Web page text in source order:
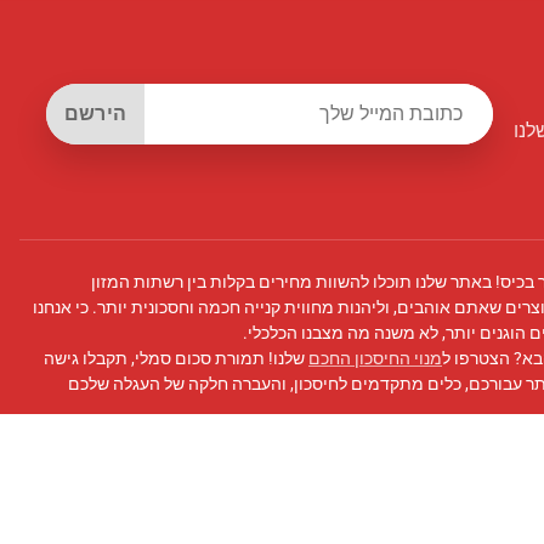
הירשם
בכיס! באתר שלנו תוכלו להשוות מחירים בקלות בין רשתות המזון
שאתם אוהבים, וליהנות מחווית קנייה חכמה וחסכונית יותר. כי אנחנו
הוגנים יותר, לא משנה מה מצבנו הכלכלי.
הצטרפו למנוי החיסכון החכם שלנו! תמורת סכום סמלי, תקבלו גישה
עבורכם, כלים מתקדמים לחיסכון, והעברה חלקה של העגלה שלכם